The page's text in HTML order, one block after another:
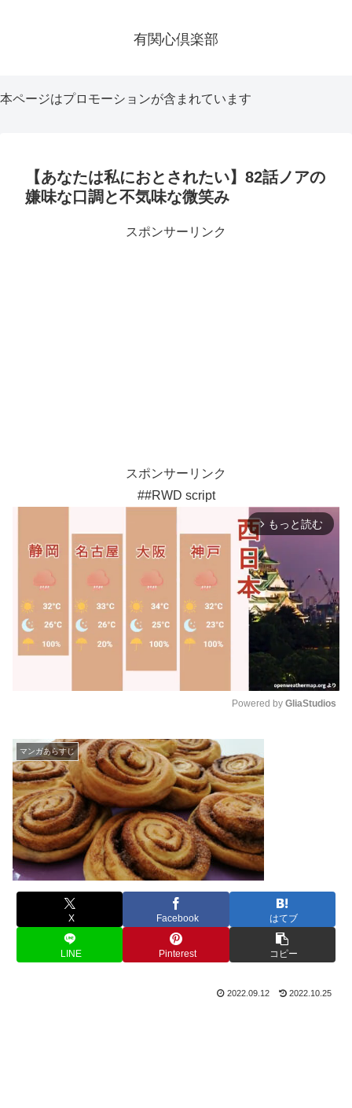
有関心倶楽部
本ページはプロモーションが含まれています
【あなたは私におとされたい】82話ノアの
嫌味な口調と不気味な微笑み
スポンサーリンク
スポンサーリンク
##RWD script
arrow_forward_ios もっと読む
Powered by GliaStudios
マンガあらすじ
X Facebook はてブ
LINE Pinterest コピー
2022.09.12 2022.10.25